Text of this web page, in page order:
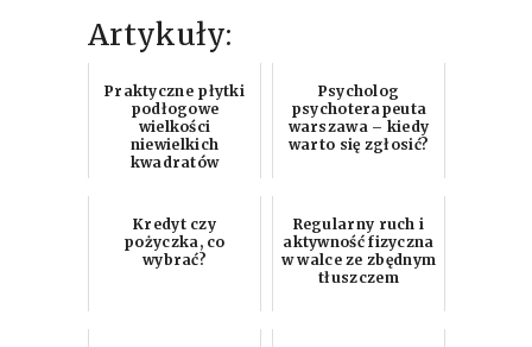
Artykuły:
Praktyczne płytki
podłogowe
wielkości
niewielkich
kwadratów
Psycholog
psychoterapeuta
warszawa – kiedy
warto się zgłosić?
Kredyt czy
pożyczka, co
wybrać?
Regularny ruch i
aktywność fizyczna
w walce ze zbędnym
tłuszczem